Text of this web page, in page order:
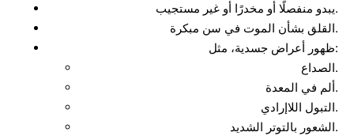
يبدو منفصلًا أو مخدرًا أو غير مستجيب.
القلق بشأن الموت في سن مبكرة.
ظهور أعراض جسدية، مثل:
الصداع.
ألم في المعدة.
التبول اللاإرادي.
الشعور بالتوتر الشديد.